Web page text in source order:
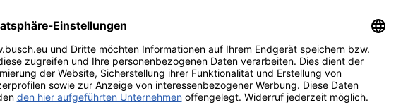
** Geben Sie zur Bestätigung das Ergebnis der
Anrede*